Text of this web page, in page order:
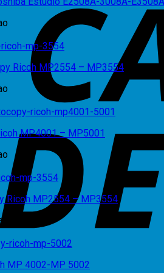
Ricoh MP2554 – MP3554
MP4001 – MP5001
Ricoh MP2554 – MP3554
MP 4002-MP 5002